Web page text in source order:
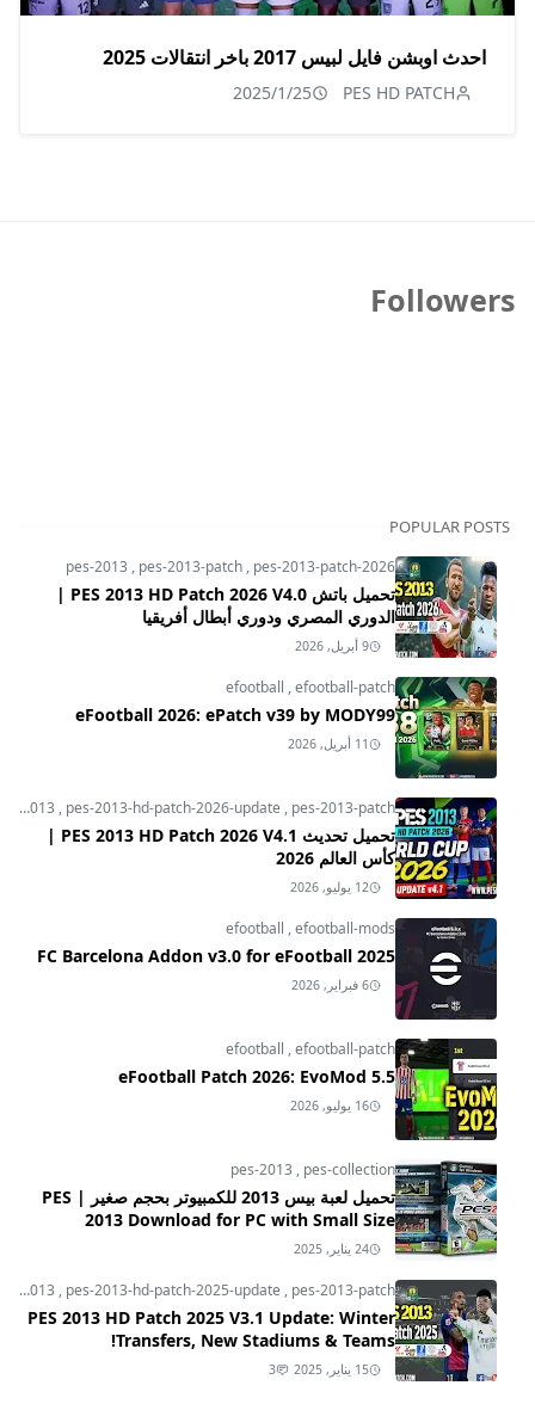
احدث اوبشن فايل لبيس 2017 باخر انتقالات 2025
PES HD PATCH
2025/1/25
Followers
POPULAR POSTS
pes-2013 , pes-2013-patch , pes-2013-patch-2026
تحميل باتش PES 2013 HD Patch 2026 V4.0 |
الدوري المصري ودوري أبطال أفريقيا
9 أبريل, 2026
efootball ,efootball-patch
eFootball 2026: ePatch v39 by MODY99
11 أبريل, 2026
pes-2013 , pes-2013-hd-patch-2026-update , pes-2013-patch
تحميل تحديث PES 2013 HD Patch 2026 V4.1 |
كأس العالم 2026
12 يوليو, 2026
efootball ,efootball-mods
FC Barcelona Addon v3.0 for eFootball 2025
6 فبراير, 2026
efootball ,efootball-patch
eFootball Patch 2026: EvoMod 5.5
16 يوليو, 2026
pes-2013 , pes-collection
تحميل لعبة بيس 2013 للكمبيوتر بحجم صغير | PES
2013 Download for PC with Small Size
24 يناير, 2025
pes-2013 , pes-2013-hd-patch-2025-update , pes-2013-patch
PES 2013 HD Patch 2025 V3.1 Update: Winter
Transfers, New Stadiums & Teams!
15 يناير, 2025 3